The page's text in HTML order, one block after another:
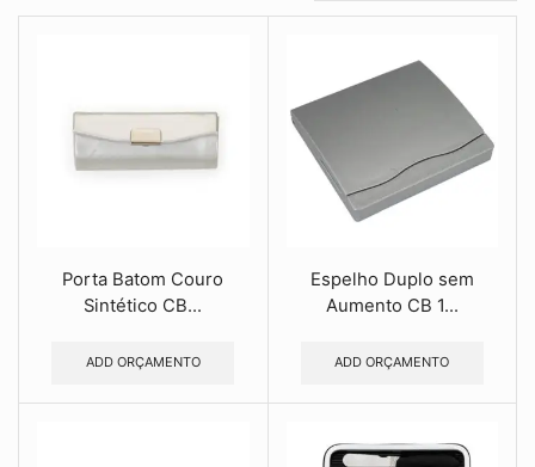
Porta Batom Couro
Sintético CB...
ADD ORÇAMENTO
Espelho Duplo sem
Aumento CB 1...
ADD ORÇAMENTO